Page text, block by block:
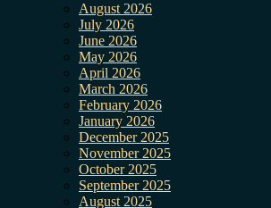
August 2026
July 2026
June 2026
May 2026
April 2026
March 2026
February 2026
January 2026
December 2025
November 2025
October 2025
September 2025
August 2025